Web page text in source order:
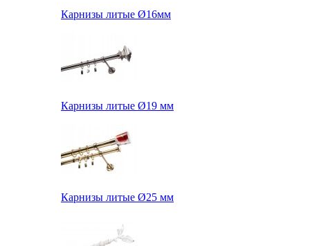
Карнизы литые Ø16мм
Карнизы литые Ø19 мм
Карнизы литые Ø25 мм